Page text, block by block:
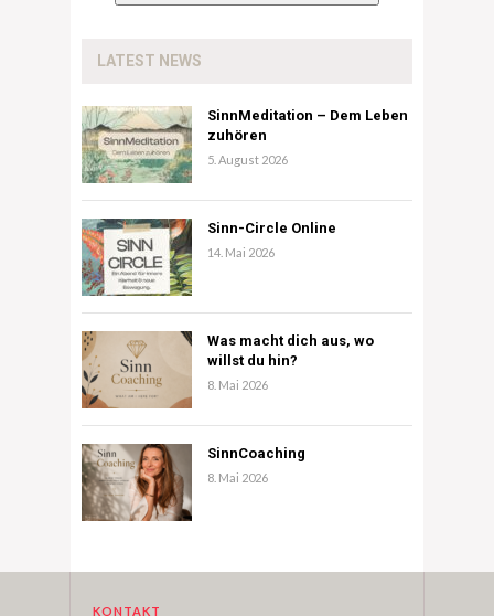
LATEST NEWS
SinnMeditation – Dem Leben
zuhören
5. August 2026
Sinn-Circle Online
14. Mai 2026
Was macht dich aus, wo
willst du hin?
8. Mai 2026
SinnCoaching
8. Mai 2026
KONTAKT